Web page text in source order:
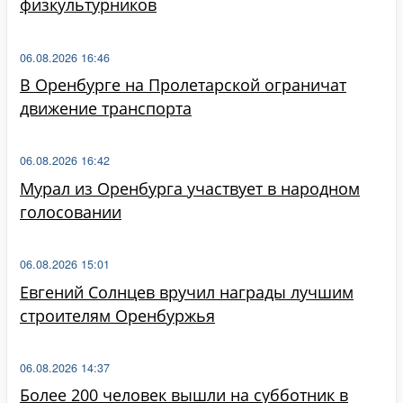
физкультурников
В Оренбурге на Пролетарской ограничат
движение транспорта
06.08.2026 16:46
Мурал из Оренбурга участвует в народном
голосовании
06.08.2026 16:42
Евгений Солнцев вручил награды лучшим
строителям Оренбуржья
06.08.2026 15:01
Более 200 человек вышли на субботник в
06.08.2026 14:37